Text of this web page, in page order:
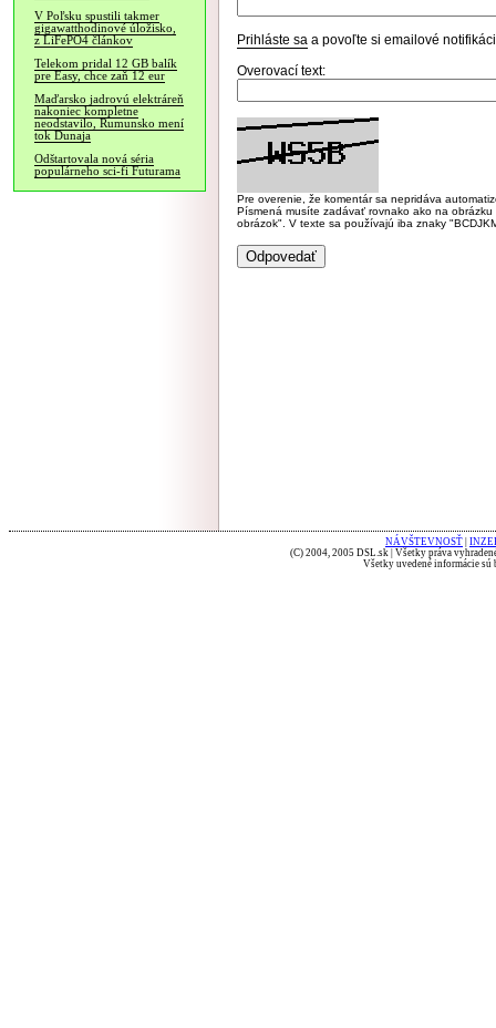
V Poľsku spustili takmer
gigawatthodinové úložisko,
z LiFePO4 článkov
Telekom pridal 12 GB balík
pre Easy, chce zaň 12 eur
Maďarsko jadrovú elektráreň
nakoniec kompletne
neodstavilo, Rumunsko mení
tok Dunaja
Odštartovala nová séria
populárneho sci-fi Futurama
Prihláste sa a povoľte si emailové
Overovací text:
Pre overenie, že komentár sa nepridáva
Písmená musíte zadávať rovnako ako na
obrázok". V texte sa používajú iba znaky
NÁVŠTEVNOSŤ
(C) 2004, 2005 DSL.sk | Všetky práva
Všetky uvedené informácie sú